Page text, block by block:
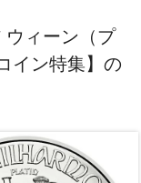
ウィーン（プ
イン特集】の